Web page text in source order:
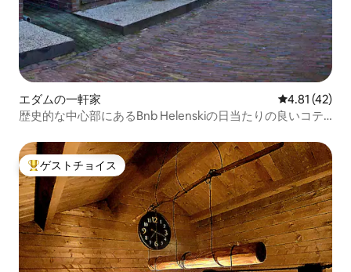
エダムの一軒家 レビュー42
4.81 (42)
歴史的な中心部にあるBnb Helenskiの日当たりの良いコテ
大好評のゲストチョイスです。
ゲストチョイス